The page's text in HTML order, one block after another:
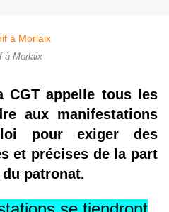
à Morlaix
CGT appelle tous les
aux manifestations
pour exiger des
et précises de la part
patronat.